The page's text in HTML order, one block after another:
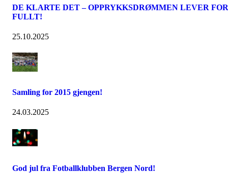
DE KLARTE DET – OPPRYKKSDRØMMEN LEVER FOR
FULLT!
25.10.2025
Samling for 2015 gjengen!
24.03.2025
God jul fra Fotballklubben Bergen Nord!